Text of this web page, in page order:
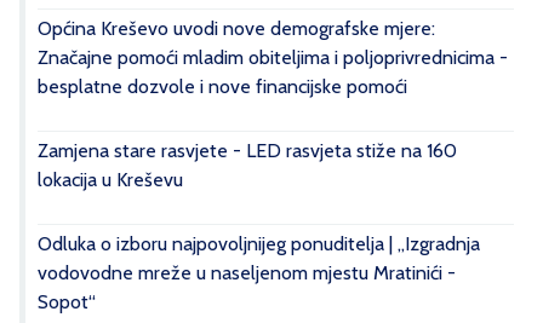
Općina Kreševo uvodi nove demografske mjere:
Značajne pomoći mladim obiteljima i poljoprivrednicima -
besplatne dozvole i nove financijske pomoći
Zamjena stare rasvjete - LED rasvjeta stiže na 160
lokacija u Kreševu
Odluka o izboru najpovoljnijeg ponuditelja | „Izgradnja
vodovodne mreže u naseljenom mjestu Mratinići -
Sopot“